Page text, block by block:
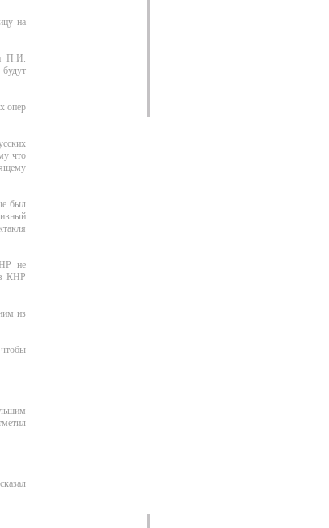
на
П.И.
опер
что
был
не
в КНР
из